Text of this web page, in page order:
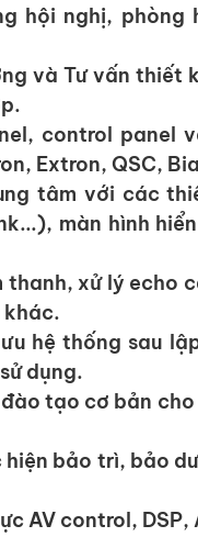
hội nghị, phòng
và Tư vấn thiết
control panel
Extron, QSC,
tâm với các
màn hình
thanh, xử lý echo
khác.
hệ thống sau
dụng.
tạo cơ bản
bảo trì, bảo
AV control,